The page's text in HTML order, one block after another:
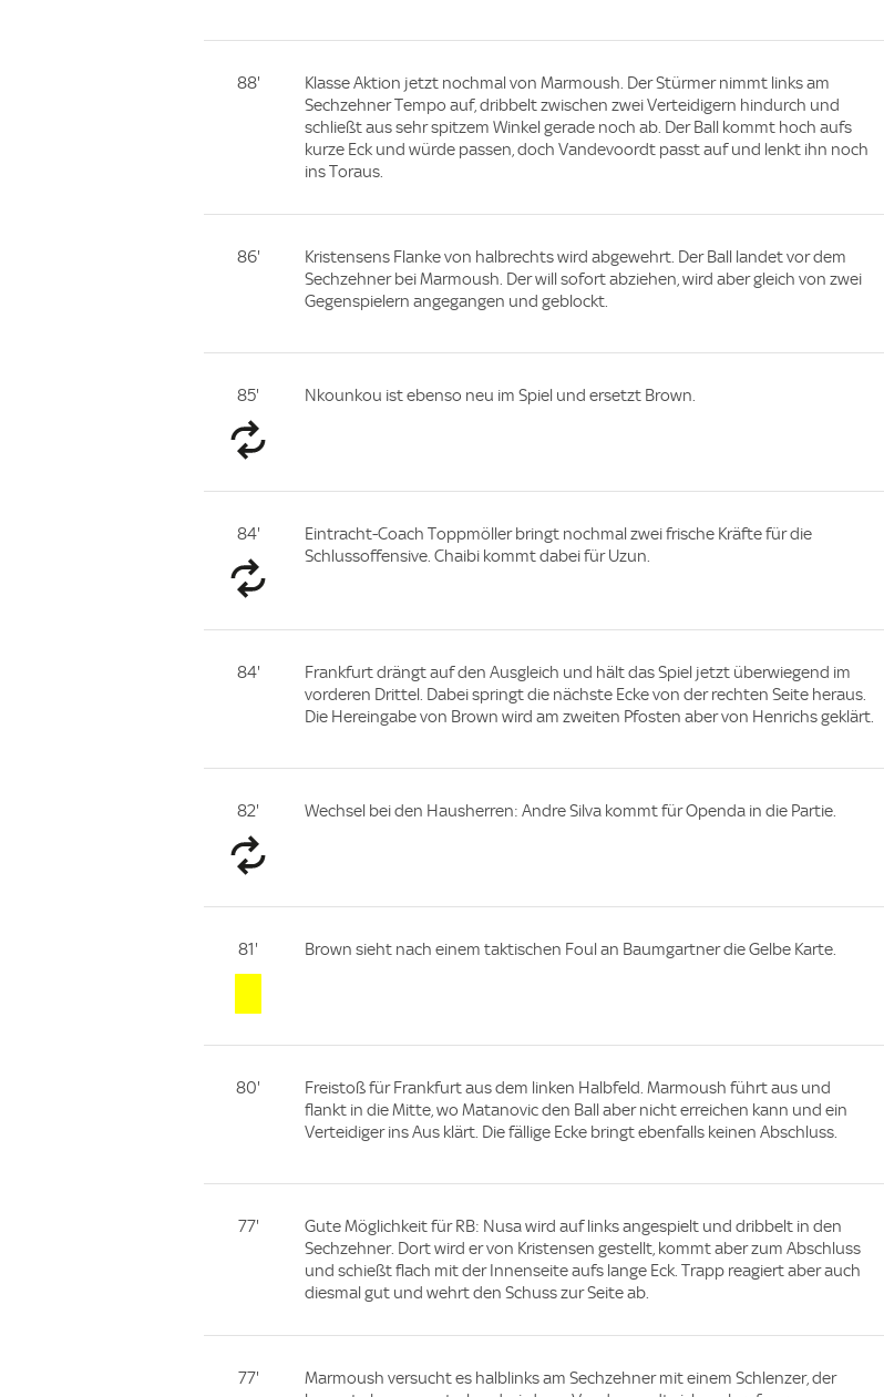
88'
Klasse Aktion jetzt nochmal von Marmoush. Der Stürmer nimmt links am
Sechzehner Tempo auf, dribbelt zwischen zwei Verteidigern hindurch und
schließt aus sehr spitzem Winkel gerade noch ab. Der Ball kommt hoch aufs
kurze Eck und würde passen, doch Vandevoordt passt auf und lenkt ihn noch
ins Toraus.
86'
Kristensens Flanke von halbrechts wird abgewehrt. Der Ball landet vor dem
Sechzehner bei Marmoush. Der will sofort abziehen, wird aber gleich von zwei
Gegenspielern angegangen und geblockt.
85' Nkounkou ist ebenso neu im Spiel und ersetzt Brown.
84'
Eintracht-Coach Toppmöller bringt nochmal zwei frische Kräfte für die
Schlussoffensive. Chaibi kommt dabei für Uzun.
84'
Frankfurt drängt auf den Ausgleich und hält das Spiel jetzt überwiegend im
vorderen Drittel. Dabei springt die nächste Ecke von der rechten Seite heraus.
Die Hereingabe von Brown wird am zweiten Pfosten aber von Henrichs geklärt.
82' Wechsel bei den Hausherren: Andre Silva kommt für Openda in die Partie.
81' Brown sieht nach einem taktischen Foul an Baumgartner die Gelbe Karte.
80'
Freistoß für Frankfurt aus dem linken Halbfeld. Marmoush führt aus und
flankt in die Mitte, wo Matanovic den Ball aber nicht erreichen kann und ein
Verteidiger ins Aus klärt. Die fällige Ecke bringt ebenfalls keinen Abschluss.
77'
Gute Möglichkeit für RB: Nusa wird auf links angespielt und dribbelt in den
Sechzehner. Dort wird er von Kristensen gestellt, kommt aber zum Abschluss
und schießt flach mit der Innenseite aufs lange Eck. Trapp reagiert aber auch
diesmal gut und wehrt den Schuss zur Seite ab.
77'
Marmoush versucht es halblinks am Sechzehner mit einem Schlenzer, der